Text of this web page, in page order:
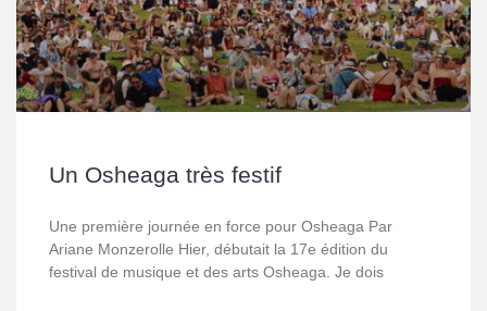
Un Osheaga très festif
Une première journée en force pour Osheaga Par
Ariane Monzerolle Hier, débutait la 17e édition du
festival de musique et des arts Osheaga. Je dois